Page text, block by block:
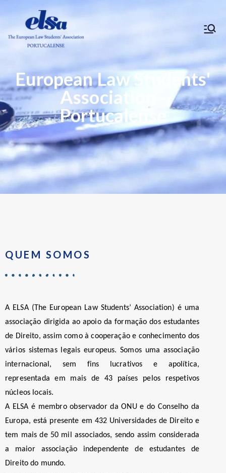
European Law Students'
Association -
Portucalense
QUEM SOMOS
A ELSA (The European Law Students’ Association) é uma
associação dirigida ao apoio da formação dos estudantes
de Direito, assim como à cooperação e conhecimento dos
vários sistemas legais europeus. Somos uma associação
internacional, sem fins lucrativos e apolítica,
representada em mais de 43 países pelos respetivos
núcleos locais.
A ELSA é membro observador da ONU e do Conselho da
Europa, está presente em 432 Universidades de Direito e
tem mais de 50 mil associados, sendo assim considerada
a maior associação independente de estudantes de
Direito do mundo.